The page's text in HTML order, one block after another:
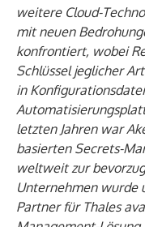
weitere Cloud-
mit neuen
konfrontiert, wobei
Schlüssel jeglicher
in
letzten Jahren war
basierten Secrets-
weltweit zur
Unternehmen wurde
Partner für Thales